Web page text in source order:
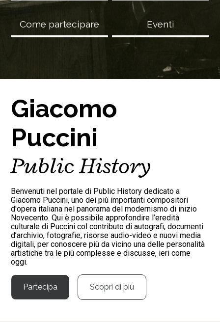
Come partecipare Eventi
Giacomo
Puccini
Public History
Benvenuti nel portale di Public History dedicato a
Giacomo Puccini, uno dei più importanti compositori
d'opera italiana nel panorama del modernismo di inizio
Novecento. Qui è possibile approfondire l’eredità
culturale di Puccini col contributo di autografi, documenti
d’archivio, fotografie, risorse audio-video e nuovi media
digitali, per conoscere più da vicino una delle personalità
artistiche tra le più complesse e discusse, ieri come
oggi.
Partecipa Scopri di più